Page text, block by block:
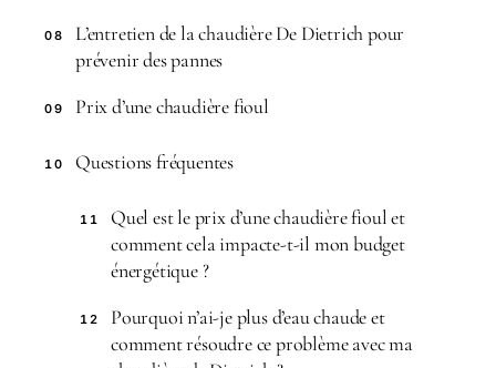
08
L’entretien de la chaudière De Dietrich pour
prévenir des pannes
09 Prix d’une chaudière fioul
10 Questions fréquentes
11
Quel est le prix d’une chaudière fioul et
comment cela impacte-t-il mon budget
énergétique ?
12
Pourquoi n’ai-je plus d’eau chaude et
comment résoudre ce problème avec ma